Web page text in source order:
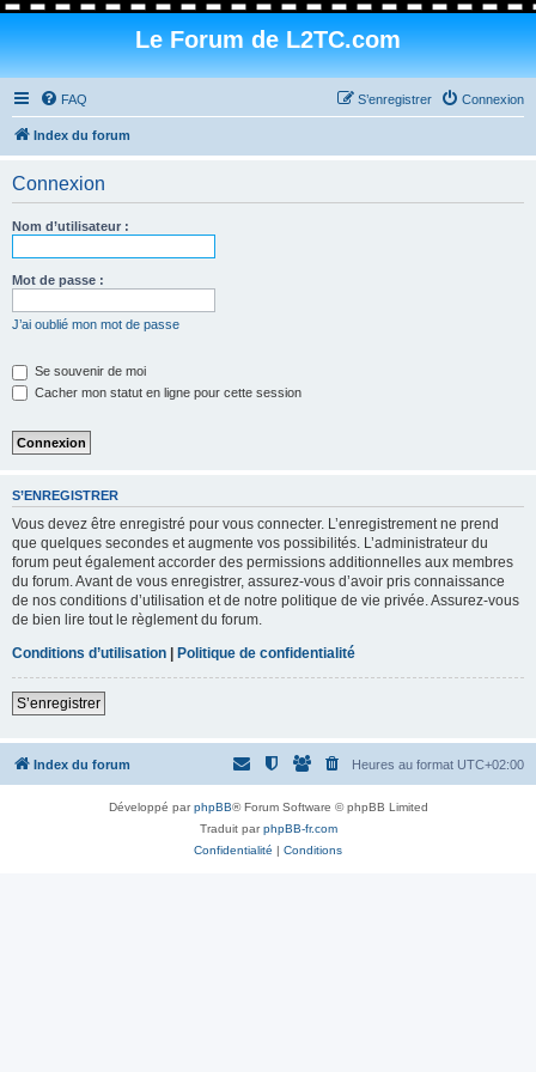
Le Forum de L2TC.com
FAQ Connexion
S’enregistrer
Index du forum
Connexion
Nom d’utilisateur :
Mot de passe :
J’ai oublié mon mot de passe
Se souvenir de moi
Cacher mon statut en ligne pour cette session
S’ENREGISTRER
Vous devez être enregistré pour vous connecter. L’enregistrement ne prend
que quelques secondes et augmente vos possibilités. L’administrateur du
forum peut également accorder des permissions additionnelles aux membres
du forum. Avant de vous enregistrer, assurez-vous d’avoir pris connaissance
de nos conditions d’utilisation et de notre politique de vie privée. Assurez-vous
de bien lire tout le règlement du forum.
Conditions d’utilisation | Politique de confidentialité
S’enregistrer
Index du forum Heures au format UTC+02:00
Développé parphpBB® Forum Software © phpBB Limited
Traduit parphpBB-fr.com
Confidentialité | Conditions